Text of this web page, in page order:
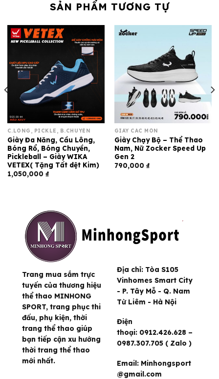
SẢN PHẨM TƯƠNG TỰ
C.LÔNG, PICKLE, B.CHUYỀN
Giày Đa Năng, Cầu Lông,
Bóng Rổ, Bóng Chuyền,
Pickleball – Giày WIKA
VETEX( Tặng Tất dệt Kim)
1,050,000 ₫
GIÀY CÁC MÔN
Giày Chạy Bộ – Thể Thao
Nam, Nữ Zocker Speed Up
Gen 2
790,000 ₫
Trang mua sắm trực
tuyến của thương hiệu
thể thao MINHONG
SPORT, trang phục thi
đấu, phụ kiện, thời
trang thể thao giúp
bạn tiếp cận xu hướng
thời trang thể thao
mới nhất.
Địa chỉ: Tòa S105
Vinhomes Smart City
- P. Tây Mỗ - Q. Nam
Từ Liêm - Hà Nội
Điện
thoại: 0912.426.628 –
0987.307.705 ( Zalo )
Email: Minhongsport
@gmail.com